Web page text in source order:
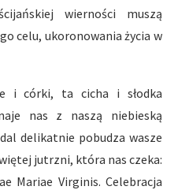
wierności muszą
celu, ukoronowania życia w
i córki, ta cicha i słodka
nas z naszą niebieską
delikatnie pobudza wasze
jutrzni, która nas czeka:
Mariae Virginis. Celebracja